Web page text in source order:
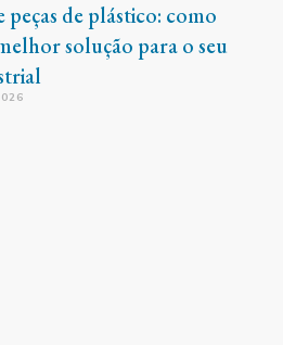
peças de plástico: como
solução para o seu